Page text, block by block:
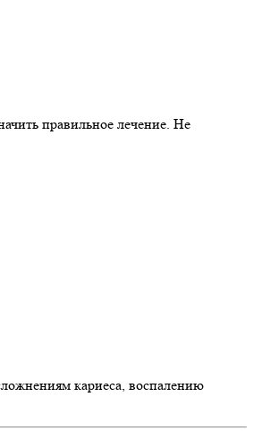
правильное лечение. Не
кариеса, воспалению